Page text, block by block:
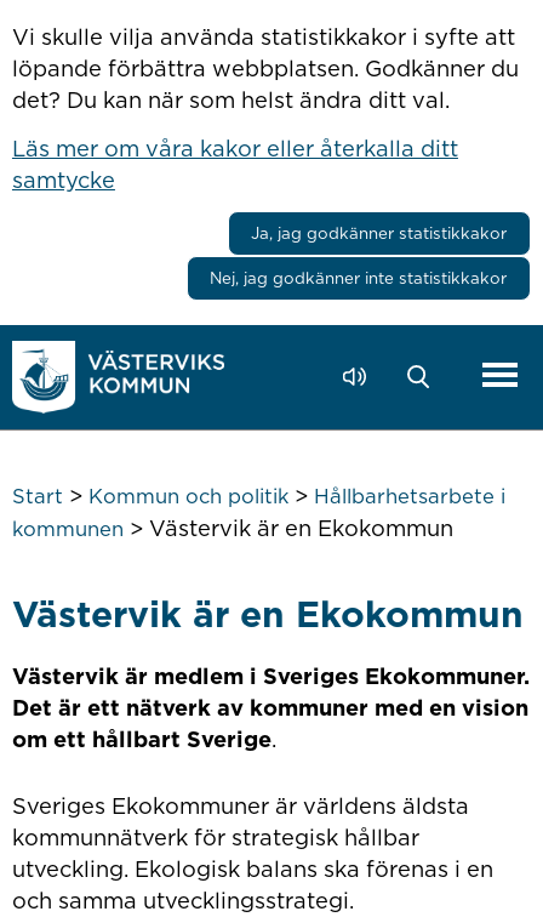
Vi skulle vilja använda statistikkakor i syfte att
löpande förbättra webbplatsen. Godkänner du
det? Du kan när som helst ändra ditt val.
Läs mer om våra kakor eller återkalla ditt
samtycke
Ja, jag godkänner statistikkakor
Nej, jag godkänner inte statistikkakor
Start > Kommun och politik> Hållbarhetsarbete i
kommunen > Västervik är en Ekokommun
Västervik är en Ekokommun
Västervik är medlem i Sveriges Ekokommuner.
Det är ett nätverk av kommuner med en vision
om ett hållbart Sverige.
Sveriges Ekokommuner är världens äldsta
kommunnätverk för strategisk hållbar
utveckling. Ekologisk balans ska förenas i en
och samma utvecklingsstrategi.